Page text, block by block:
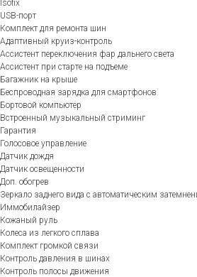
Isofix
USB-порт
Комплект для ремонта шин
Адаптивный круиз-контроль
Ассистент переключения фар дальнего света
Ассистент при старте на подъеме
Багажник на крыше
Беспроводная зарядка для смартфонов
Бортовой компьютер
Встроенный музыкальный стриминг
Гарантия
Голосовое управление
Датчик дождя
Датчик освещенности
Доп. обогрев
Зеркало заднего вида с автоматическим
Иммобилайзер
Кожаный руль
Колеса из легкого сплава
Комплект громкой связи
Контроль давления в шинах
Контроль полосы движения